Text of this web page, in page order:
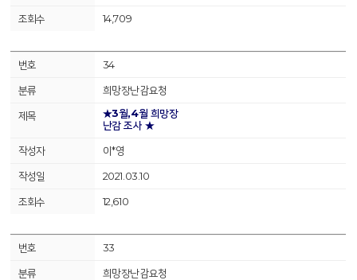
14,709
34
희망장난감요청
★3월,4월 희망장
난감 조사 ★
이*영
2021.03.10
12,610
33
희망장난감요청